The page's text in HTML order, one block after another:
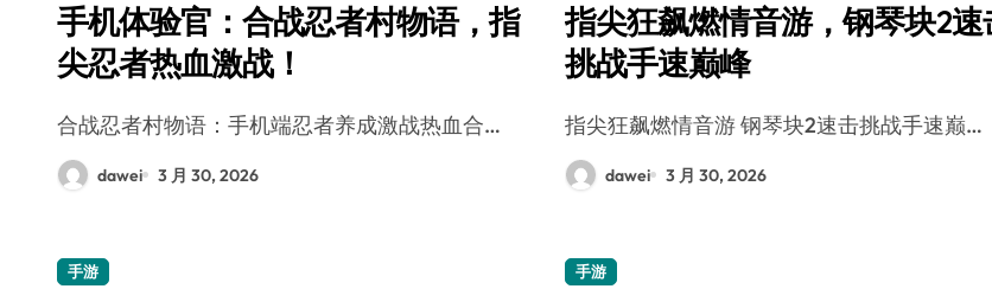
手机体验官：合战忍者村物语，指
尖忍者热血激战！
合战忍者村物语：手机端忍者养成激战热血合…
dawei 3 月 30, 2026
指尖狂飙燃情音游，钢琴块2速
挑战手速巅峰
指尖狂飙燃情音游 钢琴块2速击挑战手速巅…
dawei 3 月 30, 2026
手游 手游